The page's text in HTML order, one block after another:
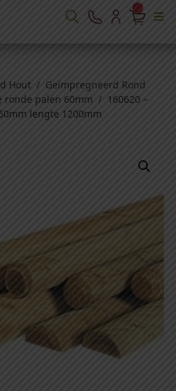
Hout / Geïmpregneerd Rond
ronde palen 60mm / 160620 –
lengte 1200mm